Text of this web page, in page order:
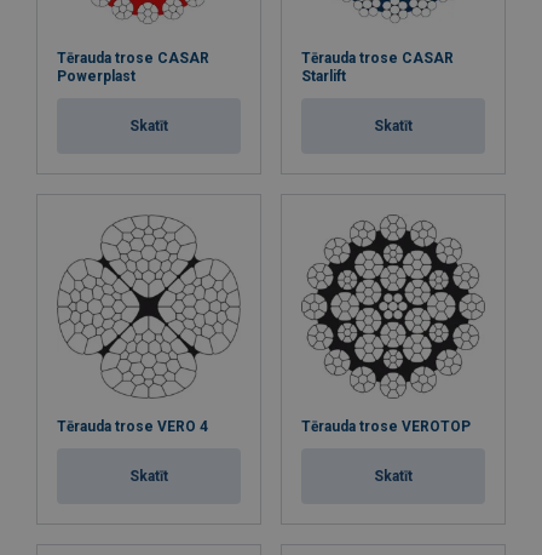
Tērauda trose CASAR
Powerplast
Skatīt
Tērauda trose CASAR
Starlift
Skatīt
Tērauda trose VERO 4
Skatīt
Tērauda trose VEROTOP
Skatīt